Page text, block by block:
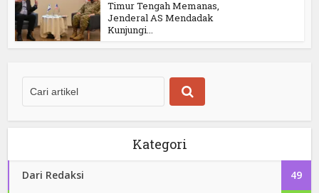
Timur Tengah Memanas,
Jenderal AS Mendadak
Kunjungi...
Kategori
Dari Redaksi 49